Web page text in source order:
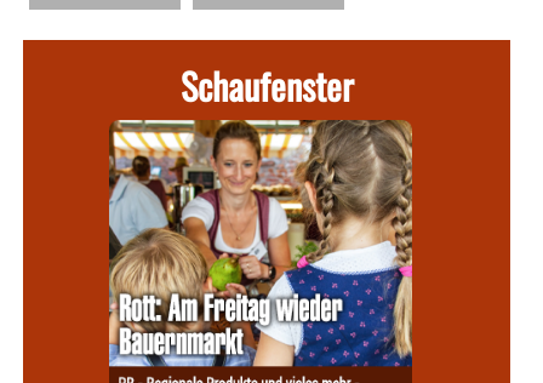
Schaufenster